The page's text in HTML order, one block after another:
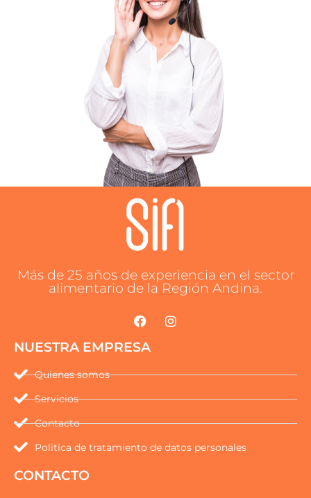
Más de 25 años de experiencia en el sector
alimentario de la Región Andina.
NUESTRA EMPRESA
Quienes somos
Servicios
Contacto
Politica de tratamiento de datos personales
CONTACTO